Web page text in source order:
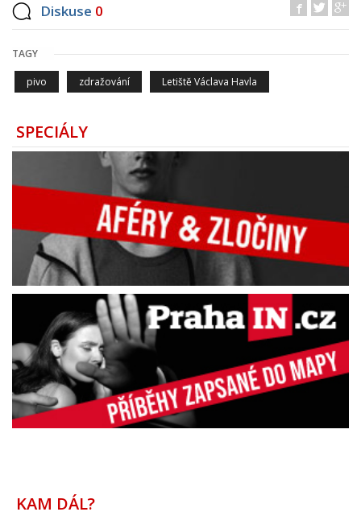
Diskuse 0
TAGY
pivo zdražování Letiště Václava Havla
SPECIÁLY
KAM DÁL?